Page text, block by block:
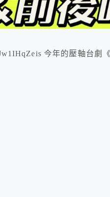
今年的壓軸台劇